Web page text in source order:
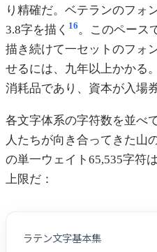
り精確だ。ベテランのフォ
3.8字を描く 16。このペース
描き続けて一セットのフォ
せるには、九年以上かかる
消耗品であり、資本が入場券
各文字体系の字符数を並べ
人たちが向き合ってきた山
の単一ウェイト65,535字符
上限だ：
ラテン文字基本集